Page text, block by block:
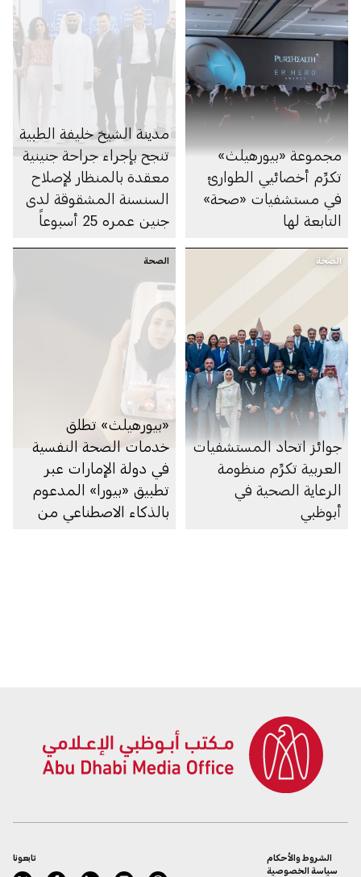
مجموعة «بيورهيلث»
تكرِّم أخصائيي الطوارئ
في مستشفيات «صحة»
التابعة لها
مدينة الشيخ خليفة الطبية
تنجح بإجراء جراحة جنينية
معقدة بالمنظار لإصلاح
السنسنة المشقوقة لدى
جنين عمره 25 أسبوعاً
الصحة
جوائز اتحاد المستشفيات
العربية تكرِّم منظومة
الرعاية الصحية في
أبوظبي
الصحة
«بيورهيلث» تطلق
خدمات الصحة النفسية
في دولة الإمارات عبر
تطبيق «بيورا» المدعوم
بالذكاء الاصطناعي من
تابعونا
الشروط والأحكام
سياسة الخصوصية